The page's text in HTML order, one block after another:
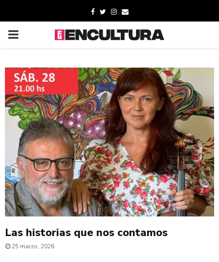
Las historias que nos contamos
25 marzo, 2026